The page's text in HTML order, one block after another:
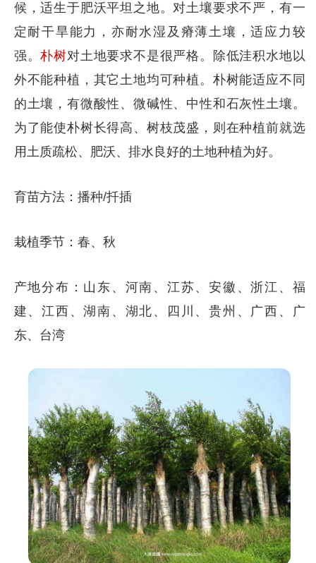
候，适生于肥沃平坦之地。对土壤要求不严，有一
定耐干旱能力，亦耐水湿及瘠薄土壤，适应力较
强。朴树对土地要求不是很严格。除低洼积水地以
外不能种植，其它土地均可种植。朴树能适应不同
的土壤，有微酸性、微碱性、中性和石灰性土壤。
为了能使朴树长得高、树枝茂盛，则在种植前就选
用土质疏松、肥沃、排水良好的土地种植为好。
育苗方法：播种/扦插
栽植季节：春、秋
产地分布：山东、河南、江苏、安徽、浙江、福
建、江西、湖南、湖北、四川、贵州、广西、广
东、台湾